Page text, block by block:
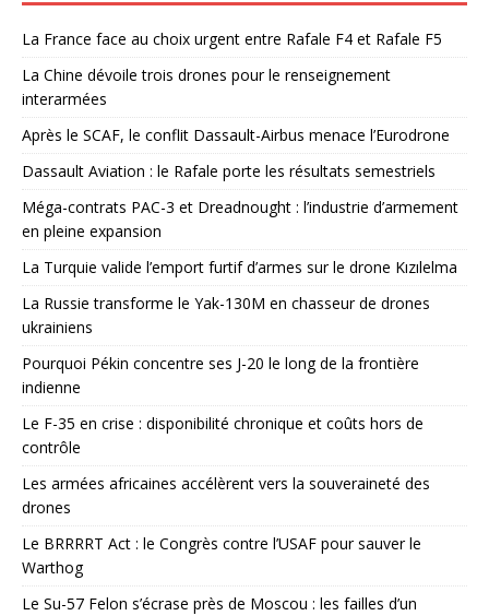
La France face au choix urgent entre Rafale F4 et Rafale F5
La Chine dévoile trois drones pour le renseignement
interarmées
Après le SCAF, le conflit Dassault-Airbus menace l’Eurodrone
Dassault Aviation : le Rafale porte les résultats semestriels
Méga-contrats PAC-3 et Dreadnought : l’industrie d’armement
en pleine expansion
La Turquie valide l’emport furtif d’armes sur le drone Kızılelma
La Russie transforme le Yak-130M en chasseur de drones
ukrainiens
Pourquoi Pékin concentre ses J-20 le long de la frontière
indienne
Le F-35 en crise : disponibilité chronique et coûts hors de
contrôle
Les armées africaines accélèrent vers la souveraineté des
drones
Le BRRRRT Act : le Congrès contre l’USAF pour sauver le
Warthog
Le Su-57 Felon s’écrase près de Moscou : les failles d’un